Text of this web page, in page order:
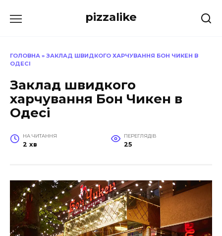
до
pizzalike
ГОЛОВНА » ЗАКЛАД ШВИДКОГО ХАРЧУВАННЯ БОН ЧИКЕН В
ОДЕСІ
Заклад швидкого
харчування Бон Чикен в
Одесі
НА ЧИТАННЯ
2 хв
ПЕРЕГЛЯДІВ
25